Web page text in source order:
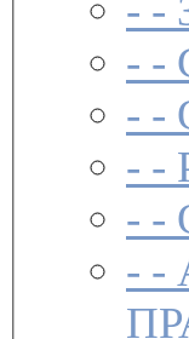
- -
- -
- -
- -
- -
- -